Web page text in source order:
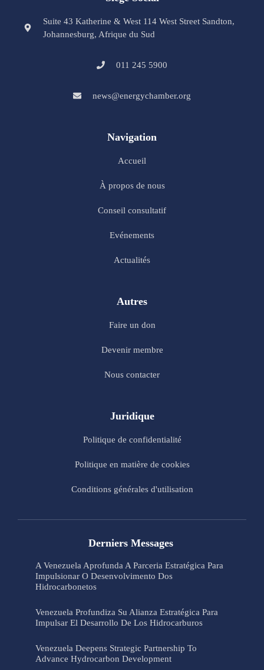
Suite 43 Katherine & West 114 West Street Sandton,
Johannesburg, Afrique du Sud
011 245 5900
news@energychamber.org
Navigation
Accueil
À propos de nous
Conseil consultatif
Evénements
Actualités
Autres
Faire un don
Devenir membre
Nous contacter
Juridique
Politique de confidentialité
Politique en matière de cookies
Conditions générales d'utilisation
Derniers Messages
A Venezuela Aprofunda A Parceria Estratégica Para
Impulsionar O Desenvolvimento Dos
Hidrocarbonetos
Venezuela Profundiza Su Alianza Estratégica Para
Impulsar El Desarrollo De Los Hidrocarburos
Venezuela Deepens Strategic Partnership To
Advance Hydrocarbon Development